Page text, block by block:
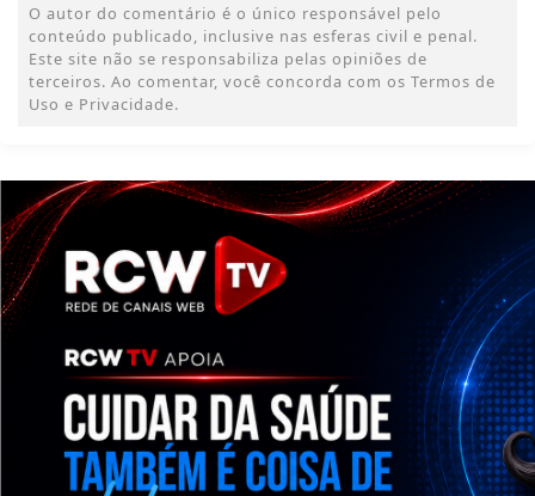
O autor do comentário é o único responsável pelo
conteúdo publicado, inclusive nas esferas civil e penal.
Este site não se responsabiliza pelas opiniões de
terceiros. Ao comentar, você concorda com os Termos de
Uso e Privacidade.